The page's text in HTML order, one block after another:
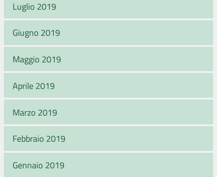
Luglio 2019
Giugno 2019
Maggio 2019
Aprile 2019
Marzo 2019
Febbraio 2019
Gennaio 2019